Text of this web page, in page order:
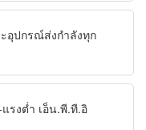
อุปกรณ์ส่งกำลังทุก
รงต่ำ เอ็น.พี.ที.อิ